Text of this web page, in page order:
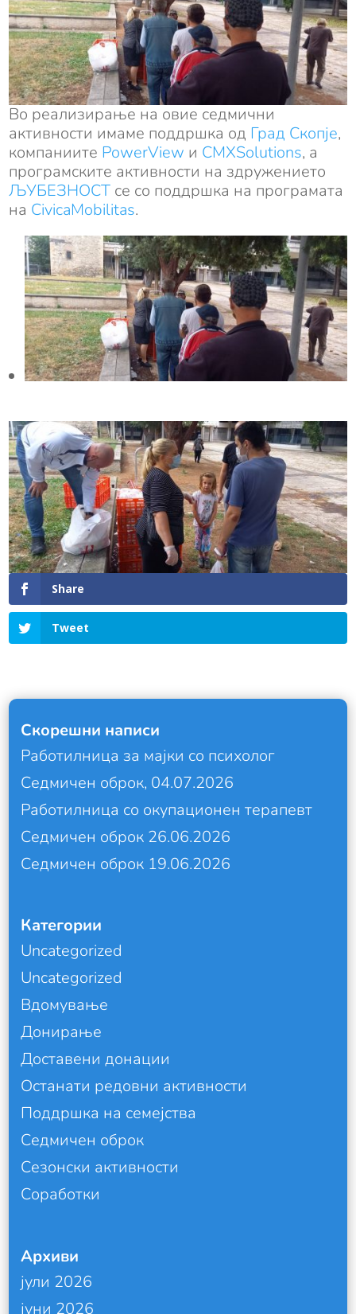
Во реализирање на овие седмични
активности имаме поддршка од Град Скопје,
компаниите PowerView и CMXSolutions, а
програмските активности на здружението
ЉУБЕЗНОСТ се со поддршка на програмата
на CivicaMobilitas.
Share
Tweet
Скорешни написи
Работилница за мајки со психолог
Седмичен оброк, 04.07.2026
Работилница со окупационен терапевт
Седмичен оброк 26.06.2026
Седмичен оброк 19.06.2026
Категории
Uncategorized
Uncategorized
Вдомување
Донирање
Доставени донации
Останати редовни активности
Поддршка на семејства
Седмичен оброк
Сезонски активности
Соработки
Архиви
јули 2026
јуни 2026